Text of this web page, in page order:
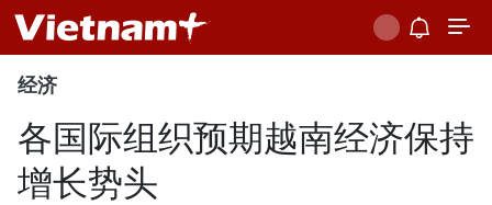
经济
各国际组织预期越南经济保持
增长势头